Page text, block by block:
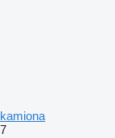
kamiona
7